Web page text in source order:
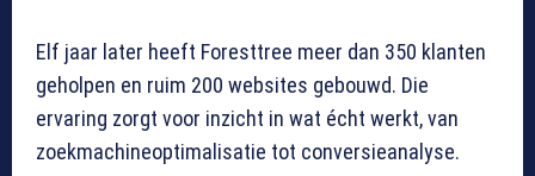
Elf jaar later heeft Foresttree meer dan 350 klanten
geholpen en ruim 200 websites gebouwd. Die
ervaring zorgt voor inzicht in wat écht werkt, van
zoekmachineoptimalisatie tot conversieanalyse.